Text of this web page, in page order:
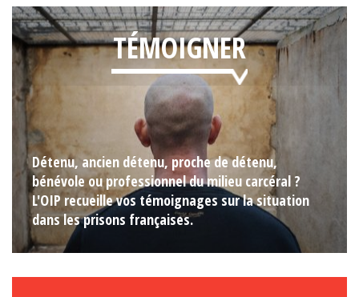
TÉMOIGNER
Détenu, ancien détenu, proche de détenu,
bénévole ou professionnel du milieu carcéral ?
L'OIP recueille vos témoignages sur la situation
dans les prisons françaises.